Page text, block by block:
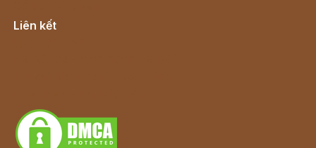
Liên kết